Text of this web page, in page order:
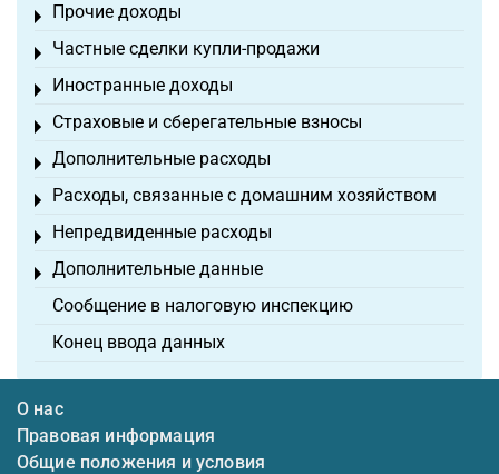
Прочие доходы
Toggle menu
Частные сделки купли-продажи
Toggle menu
Иностранные доходы
Toggle menu
Страховые и сберегательные взносы
Toggle menu
Дополнительные расходы
Toggle menu
Расходы, связанные с домашним хозяйством
Toggle menu
Непредвиденные расходы
Toggle menu
Дополнительные данные
Toggle menu
Сообщение в налоговую инспекцию
Конец ввода данных
О нас
Правовая информация
Общие положения и условия